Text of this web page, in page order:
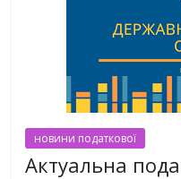
новини податкової
Актуальна